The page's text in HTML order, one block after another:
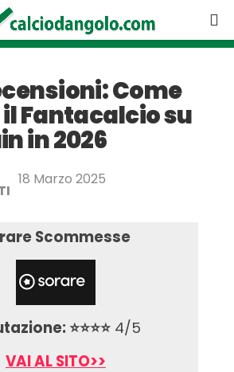
Come
Fantacalcio su
in 2026
18 Marzo 2025
Scommesse
⭐⭐⭐⭐ 4/5
VAI AL SITO>>